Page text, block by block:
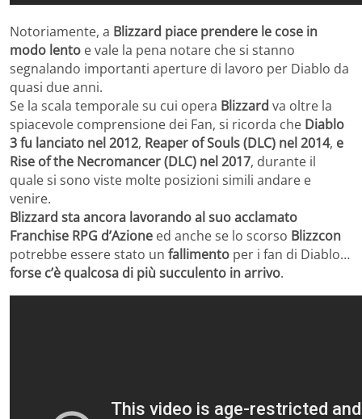
Notoriamente, a Blizzard piace prendere le cose in
modo lento e vale la pena notare che si stanno
segnalando importanti aperture di lavoro per Diablo da
quasi due anni.
Se la scala temporale su cui opera Blizzard va oltre la
spiacevole comprensione dei Fan, si ricorda che Diablo
3 fu lanciato nel 2012, Reaper of Souls (DLC) nel 2014, e
Rise of the Necromancer (DLC) nel 2017, durante il
quale si sono viste molte posizioni simili andare e
venire.
Blizzard sta ancora lavorando al suo acclamato
Franchise RPG d’Azione ed anche se lo scorso Blizzcon
potrebbe essere stato un fallimento per i fan di Diablo…
forse c’è qualcosa di più succulento in arrivo.